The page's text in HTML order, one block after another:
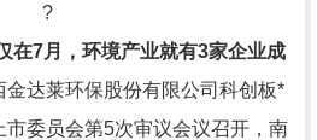
?
在7月，环境产业就有3家企业成
金达莱环保股份有限公司科创板*
委员会第5次审议会议召开，南